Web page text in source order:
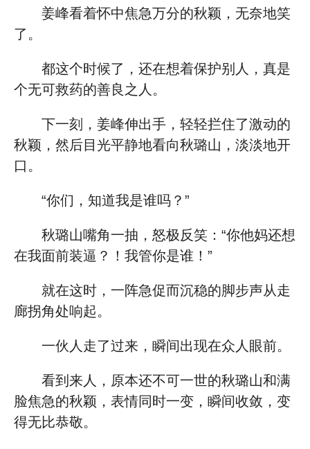
姜峰看着怀中焦急万分的秋颖，无奈地笑
了。
都这个时候了，还在想着保护别人，真是
个无可救药的善良之人。
下一刻，姜峰伸出手，轻轻拦住了激动的
秋颖，然后目光平静地看向秋璐山，淡淡地开
口。
“你们，知道我是谁吗？”
秋璐山嘴角一抽，怒极反笑：“你他妈还想
在我面前装逼？！我管你是谁！”
就在这时，一阵急促而沉稳的脚步声从走
廊拐角处响起。
一伙人走了过来，瞬间出现在众人眼前。
看到来人，原本还不可一世的秋璐山和满
脸焦急的秋颖，表情同时一变，瞬间收敛，变
得无比恭敬。